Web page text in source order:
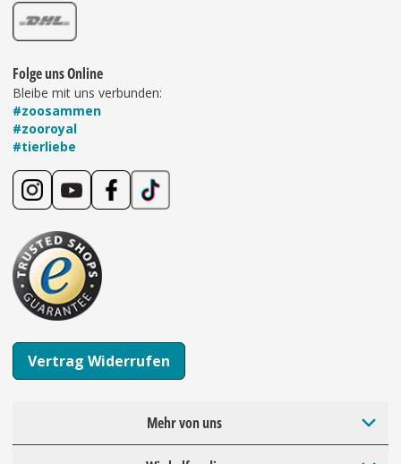
Folge uns Online
Bleibe mit uns verbunden:
#zoosammen
#zooroyal
#tierliebe
Vertrag Widerrufen
Mehr von uns